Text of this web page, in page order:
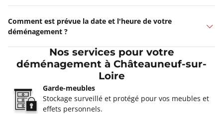
Comment est prévue la date et l'heure de votre
déménagement ?
Nos services pour votre
déménagement à Châteauneuf-sur-
Loire
Garde-meubles
Stockage surveillé et protégé pour vos meubles et
effets personnels.